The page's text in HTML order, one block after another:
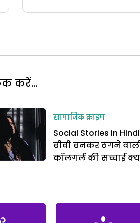
करें...
सामाजिक क्राइम
Social Stories in
बीवी बनकर ठगने
कॉलगर्ल की सच्चाई